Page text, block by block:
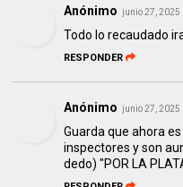
Anónimo junio 27, 2025
Todo lo recaudado
RESPONDER
Anónimo junio 27, 2025
Guarda que ahora
inspectores y son
dedo) "POR LA